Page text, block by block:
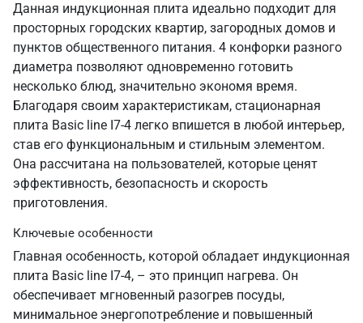
Данная индукционная плита идеально подходит для
просторных городских квартир, загородных домов и
пунктов общественного питания. 4 конфорки разного
диаметра позволяют одновременно готовить
несколько блюд, значительно экономя время.
Благодаря своим характеристикам, стационарная
плита Basic line I7-4 легко впишется в любой интерьер,
став его функциональным и стильным элементом.
Она рассчитана на пользователей, которые ценят
эффективность, безопасность и скорость
приготовления.
Ключевые особенности
Главная особенность, которой обладает индукционная
плита Basic line I7-4, – это принцип нагрева. Он
обеспечивает мгновенный разогрев посуды,
минимальное энергопотребление и повышенный